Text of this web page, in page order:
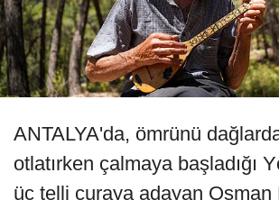
ANTALYA'da, ömrünü
otlatırken çalmaya başladığı
üç telli curaya adayan Osman